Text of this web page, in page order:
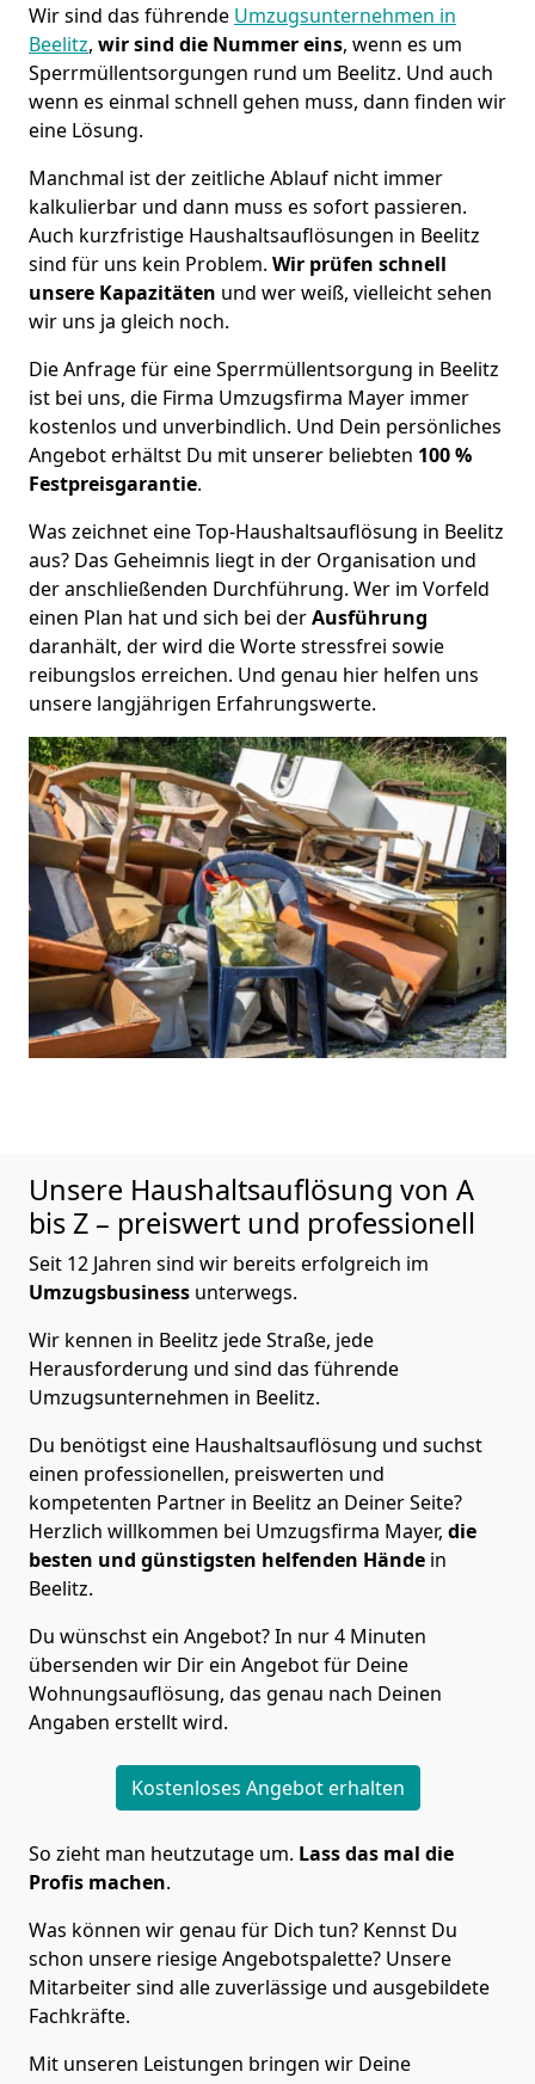
Wir sind das führende Umzugsunternehmen in
Beelitz, wir sind die Nummer eins, wenn es um
Sperrmüllentsorgungen rund um Beelitz. Und auch
wenn es einmal schnell gehen muss, dann finden wir
eine Lösung.
Manchmal ist der zeitliche Ablauf nicht immer
kalkulierbar und dann muss es sofort passieren.
Auch kurzfristige Haushaltsauflösungen in Beelitz
sind für uns kein Problem. Wir prüfen schnell
unsere Kapazitäten und wer weiß, vielleicht sehen
wir uns ja gleich noch.
Die Anfrage für eine Sperrmüllentsorgung in Beelitz
ist bei uns, die Firma Umzugsfirma Mayer immer
kostenlos und unverbindlich. Und Dein persönliches
Angebot erhältst Du mit unserer beliebten 100 %
Festpreisgarantie.
Was zeichnet eine Top-Haushaltsauflösung in Beelitz
aus? Das Geheimnis liegt in der Organisation und
der anschließenden Durchführung. Wer im Vorfeld
einen Plan hat und sich bei derAusführung
daranhält, der wird die Worte stressfrei sowie
reibungslos erreichen. Und genau hier helfen uns
unsere langjährigen Erfahrungswerte.
Unsere Haushaltsauflösung von A
bis Z – preiswert und professionell
Seit 12 Jahren sind wir bereits erfolgreich im
Umzugsbusiness unterwegs.
Wir kennen in Beelitz jede Straße, jede
Herausforderung und sind das führende
Umzugsunternehmen in Beelitz.
Du benötigst eine Haushaltsauflösung und suchst
einen professionellen, preiswerten und
kompetenten Partner in Beelitz an Deiner Seite?
Herzlich willkommen bei Umzugsfirma Mayer, die
besten und günstigsten helfenden Hände in
Beelitz.
Du wünschst ein Angebot? In nur 4 Minuten
übersenden wir Dir ein Angebot für Deine
Wohnungsauflösung, das genau nach Deinen
Angaben erstellt wird.
Kostenloses Angebot erhalten
So zieht man heutzutage um. Lass das mal die
Profis machen.
Was können wir genau für Dich tun? Kennst Du
schon unsere riesige Angebotspalette? Unsere
Mitarbeiter sind alle zuverlässige und ausgebildete
Fachkräfte.
Mit unseren Leistungen bringen wir Deine